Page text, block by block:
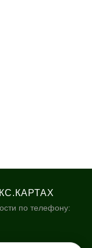
по телефону: